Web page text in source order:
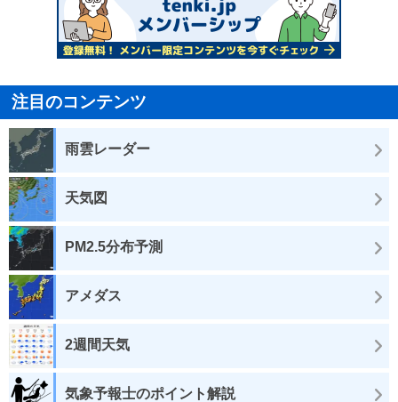
注目のコンテンツ
雨雲レーダー
天気図
PM2.5分布予測
アメダス
2週間天気
気象予報士のポイント解説